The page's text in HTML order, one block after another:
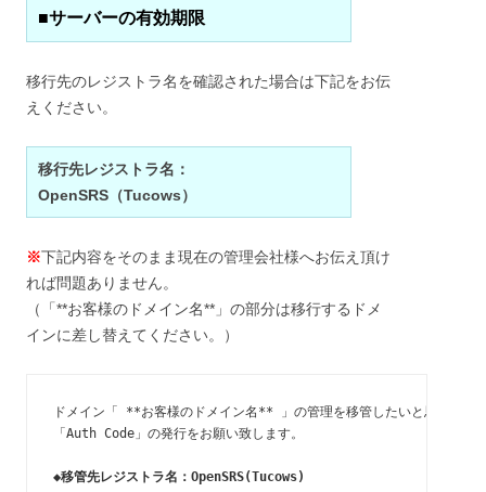
■サーバーの有効期限
移行先のレジストラ名を確認された場合は下記をお伝
えください。
移行先レジストラ名：
OpenSRS（Tucows）
※下記内容をそのまま現在の管理会社様へお伝え頂け
れば問題ありません。
（「**お客様のドメイン名**」の部分は移行するドメ
インに差し替えてください。）
ドメイン「 **お客様のドメイン名** 」の管理を移管したいと思います
「Auth Code」の発行をお願い致します。
◆移管先レジストラ名：OpenSRS(Tucows)